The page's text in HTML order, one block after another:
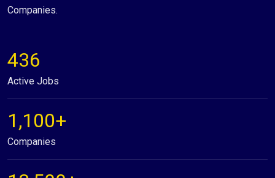
Companies.
436
Active Jobs
1,100+
Companies